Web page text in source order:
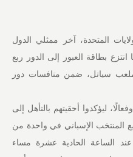
المتحدة، آخر ممثلي الدول
العالم 2026، بعدما انتزع بطاقة العبور إلى الدور ربع
مثير بنتيجة 4-1 على ملعب سياتل، ضمن منافسات دور
ليؤكدوا أحقيتهم بالتأهل إلى
مع المنتخب الإسباني في واحدة من
عند الساعة الحادية عشرة مساء